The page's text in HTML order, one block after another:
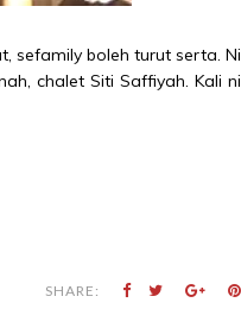
sefamily boleh turut serta. Ni
chalet Siti Saffiyah. Kali ni
SHARE: